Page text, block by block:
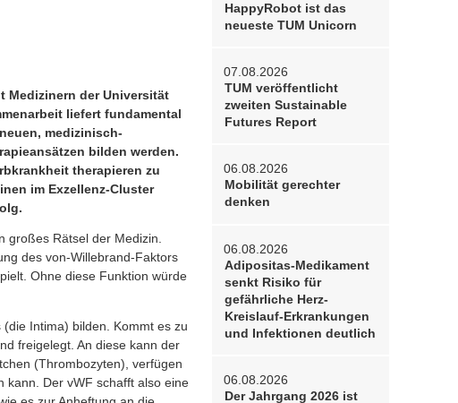
Medizinern der Universität
liefert fundamental
medizinisch-
bilden werden.
therapieren zu
im Exzellenz-Cluster
großes Rätsel der Medizin.
des von-Willebrand-Faktors
Ohne diese Funktion würde
Intima) bilden. Kommt es zu
freigelegt. An diese kann der
(Thrombozyten), verfügen
kann. Der vWF schafft also eine
HappyRobot ist das
neueste TUM Unicorn
07.08.2026
TUM veröffentlicht
zweiten Sustainable
Futures Report
06.08.2026
Mobilität gerechter
denken
06.08.2026
Adipositas-Medikament
senkt Risiko für
gefährliche Herz-
Kreislauf-Erkrankungen
und Infektionen deutlich
06.08.2026
Der Jahrgang 2026 ist